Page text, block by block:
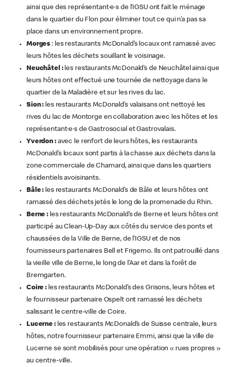
ainsi que des représentant·e·s de l’IGSU ont fait le ménage
dans le quartier du Flon pour éliminer tout ce qui n’a pas sa
place dans un environnement propre.
Morges : les restaurants McDonald’s locaux ont ramassé avec
leurs hôtes les déchets souillant le voisinage.
Neuchâtel :les restaurants McDonald’s de Neuchâtel ainsi que
leurs hôtes ont effectué une tournée de nettoyage dans le
quartier de la Maladière et sur les rives du lac.
Sion : les restaurants McDonald’s valaisans ont nettoyé les
rives du lac de Montorge en collaboration avec les hôtes et les
représentant·e·s de Gastrosocial et Gastrovalais.
Yverdon :avec le renfort de leurs hôtes, les restaurants
McDonald’s locaux sont partis à la chasse aux déchets dans la
zone commerciale de Chamard, ainsi que dans les quartiers
résidentiels avoisinants.
Bâle : les restaurants McDonald’s de Bâle et leurs hôtes ont
ramassé des déchets jetés le long de la promenade du Rhin.
Berne : les restaurants McDonald’s de Berne et leurs hôtes ont
participé au Clean-Up-Day aux côtés du service des ponts et
chaussées de la Ville de Berne, de l’IGSU et de nos
fournisseurs partenaires Bell et Frigemo. Ils ont patrouillé dans
la vieille ville de Berne, le long de l’Aar et dans la forêt de
Bremgarten.
Coire : les restaurants McDonald’s des Grisons, leurs hôtes et
le fournisseur partenaire Ospelt ont ramassé les déchets
salissant le centre-ville de Coire.
Lucerne : les restaurants McDonald’s de Suisse centrale, leurs
hôtes, notre fournisseur partenaire Emmi, ainsi que la ville de
Lucerne se sont mobilisés pour une opération « rues propres »
au centre-ville.